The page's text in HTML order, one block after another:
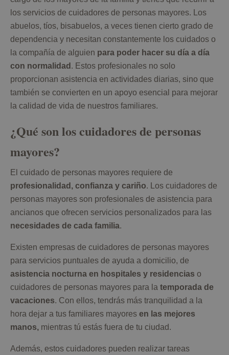
los servicios de cuidadores de personas mayores. Los
abuelos, tíos, bisabuelos, a veces tienen cierto grado de
dependencia y necesitan constantemente los cuidados o
la compañía de alguien para poder hacer su día a día
con normalidad . Estos profesionales no solo
proporcionan asistencia en actividades diarias, sino que
también se convierten en un apoyo esencial para mejorar
la calidad de vida de nuestros familiares.
¿Qué son los cuidadores de personas
mayores?
El cuidado de personas mayores requiere de
profesionalidad, confianza y cariño. Los cuidadores de
personas mayores son profesionales de asistencia para
ancianos que ofrecen servicios personalizados para las
necesidades de cada familia.
Existen empresas de cuidadores de personas mayores
para servicios puntuales de ayuda a domicilio, de
asistencia nocturna en hospitales y residencias o
cuidadores de personas mayores para la temporada de
vacaciones. Con ellos, tendrás más tranquilidad a la
hora dejar a tus familiares mayores en las mejores
manos, mientras tú estás fuera de tu ciudad.
Además, estos cuidadores pueden realizar tareas